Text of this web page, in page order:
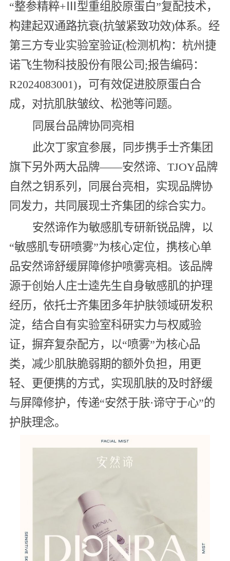
“整参精粹+Ⅲ型重组胶原蛋白”复配技术，
构建起双通路抗衰(抗皱紧致功效)体系。经
第三方专业实验室验证(检测机构：杭州捷
诺飞生物科技股份有限公司;报告编码：
R2024083001)，可有效促进胶原蛋白合
成，对抗肌肤皱纹、松弛等问题。
同展台品牌协同亮相
此次丁家宜参展，同步携手士齐集团
旗下另外两大品牌——安然谛、TJOY品牌
自然之钥系列，同展台亮相，实现品牌协
同发力，共同展现士齐集团的综合实力。
安然谛作为敏感肌专研新锐品牌，以
“敏感肌专研喷雾”为核心定位，携核心单
品安然谛舒缓屏障修护喷雾亮相。该品牌
源于创始人庄士逵先生自身敏感肌的护理
经历，依托士齐集团多年护肤领域研发积
淀，结合自有实验室科研实力与权威验
证，摒弃复杂配方，以“喷雾”为核心品
类，减少肌肤脆弱期的额外负担，用更
轻、更便携的方式，实现肌肤的及时舒缓
与屏障修护，传递“安然于肤·谛守于心”的
护肤理念。